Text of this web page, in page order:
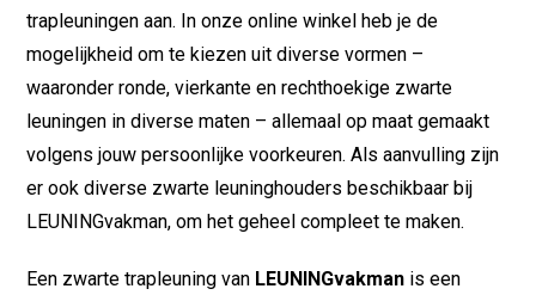
trapleuningen aan. In onze online winkel heb je de
mogelijkheid om te kiezen uit diverse vormen –
waaronder ronde, vierkante en rechthoekige zwarte
leuningen in diverse maten – allemaal op maat gemaakt
volgens jouw persoonlijke voorkeuren. Als aanvulling zijn
er ook diverse zwarte leuninghouders beschikbaar bij
LEUNINGvakman, om het geheel compleet te maken.
Een zwarte trapleuning van LEUNINGvakman is een